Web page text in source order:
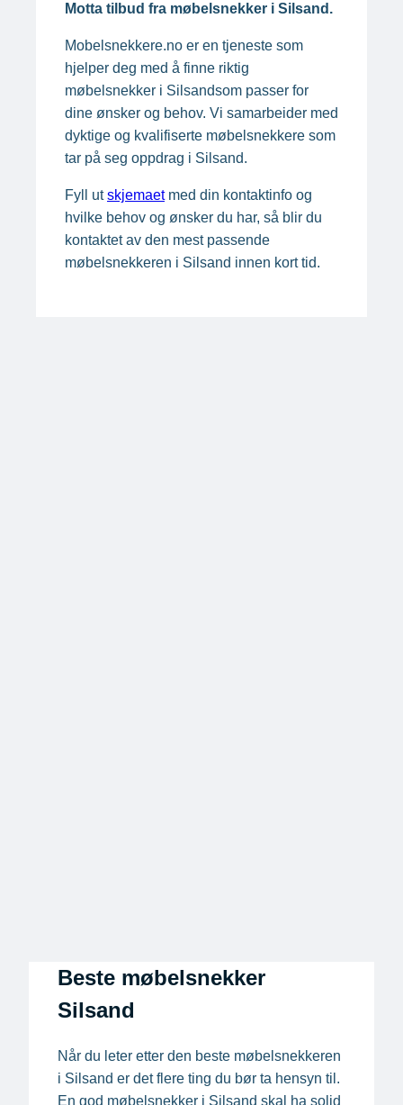
Motta tilbud fra møbelsnekker i Silsand.
Mobelsnekkere.no er en tjeneste som
hjelper deg med å finne riktig
møbelsnekker i Silsandsom passer for
dine ønsker og behov. Vi samarbeider med
dyktige og kvalifiserte møbelsnekkere som
tar på seg oppdrag i Silsand.
Fyll utskjemaetmed din kontaktinfo og
hvilke behov og ønsker du har, så blir du
kontaktet av den mest passende
møbelsnekkeren i Silsand innen kort tid.
Beste møbelsnekker
Silsand
Når du leter etter den beste møbelsnekkeren
i Silsand er det flere ting du bør ta hensyn til.
En god møbelsnekker i Silsand skal ha solid